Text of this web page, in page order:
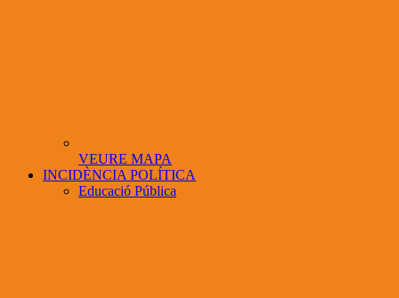
VEURE MAPA
INCIDÈNCIA POLÍTICA
Educació Pública